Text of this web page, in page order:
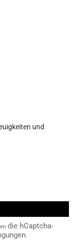
und
die hCaptcha-
.